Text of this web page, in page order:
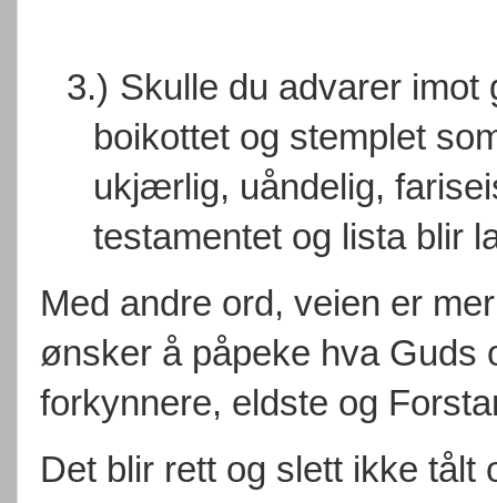
3.) Skulle du advarer imot
boikottet og stemplet
ukjærlig, uåndelig,
testamentet og lista blir
Med andre ord, veien er
ønsker å påpeke hva Guds
forkynnere, eldste og
Det blir rett og slett ikke tålt